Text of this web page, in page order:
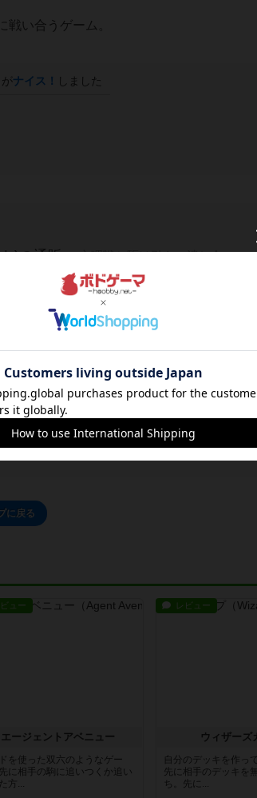
い合うゲーム。
ナイス！ しました
)の通販 心理戦と駆け引きの潰し合い
本語ルール付き/日本語版
カート
ント
に戻る
ビュー
エージェントアベニュー
を使った双六のようなゲー
に相手の駒に追いつくか追い
方...
レビュー
ウィザーズ
自分のデッキを作っ
先に相手のデッキを
ち。先に...